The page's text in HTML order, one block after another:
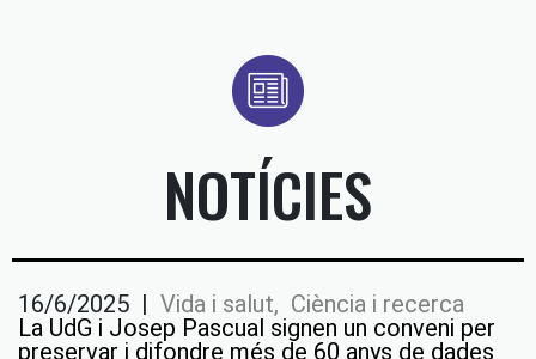
NOTÍCIES
16/6/2025 | Vida i salut, Ciència i recerca
La UdG i Josep Pascual signen un conveni per
preservar i difondre més de 60 anys de dades